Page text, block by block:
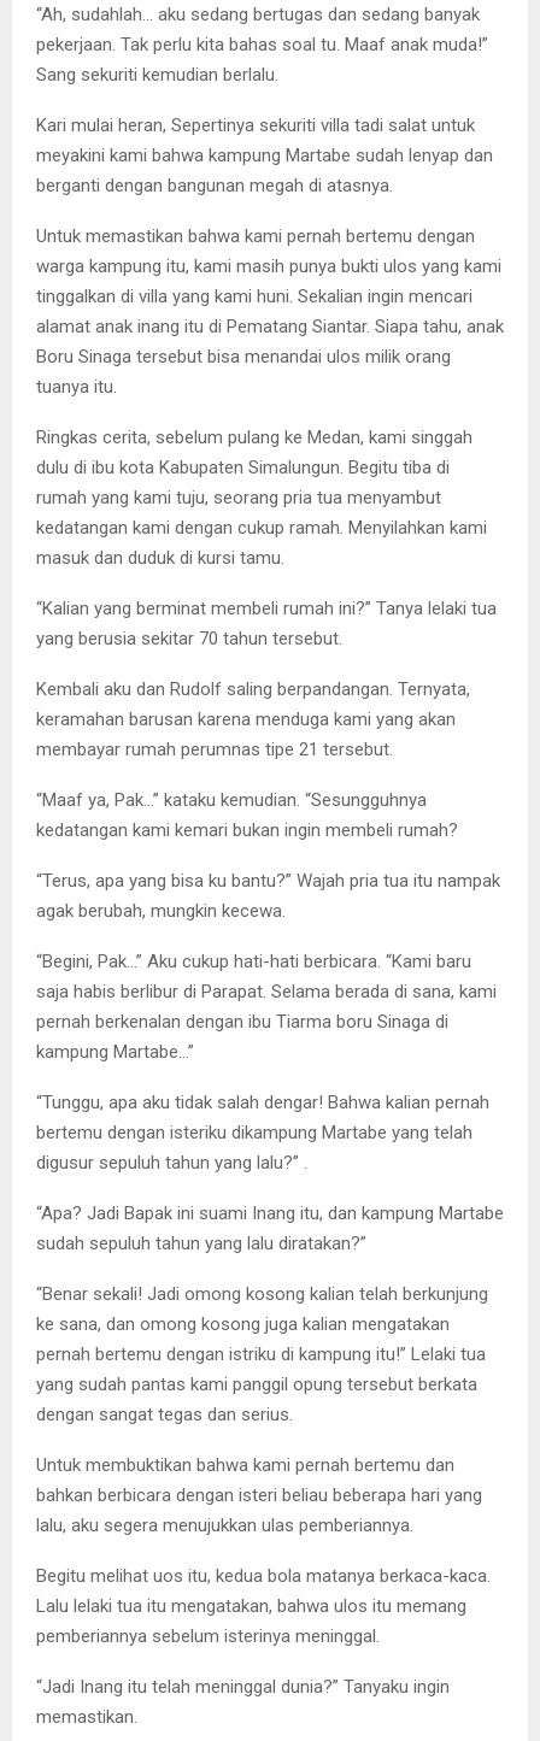
“Ah, sudahlah… aku sedang bertugas dan sedang banyak
pekerjaan. Tak perlu kita bahas soal tu. Maaf anak muda!”
Sang sekuriti kemudian berlalu.
Kari mulai heran, Sepertinya sekuriti villa tadi salat untuk
meyakini kami bahwa kampung Martabe sudah lenyap dan
berganti dengan bangunan megah di atasnya.
Untuk memastikan bahwa kami pernah bertemu dengan
warga kampung itu, kami masih punya bukti ulos yang kami
tinggalkan di villa yang kami huni. Sekalian ingin mencari
alamat anak inang itu di Pematang Siantar. Siapa tahu, anak
Boru Sinaga tersebut bisa menandai ulos milik orang
tuanya itu.
Ringkas cerita, sebelum pulang ke Medan, kami singgah
dulu di ibu kota Kabupaten Simalungun. Begitu tiba di
rumah yang kami tuju, seorang pria tua menyambut
kedatangan kami dengan cukup ramah. Menyilahkan kami
masuk dan duduk di kursi tamu.
“Kalian yang berminat membeli rumah ini?” Tanya lelaki tua
yang berusia sekitar 70 tahun tersebut.
Kembali aku dan Rudolf saling berpandangan. Ternyata,
keramahan barusan karena menduga kami yang akan
membayar rumah perumnas tipe 21 tersebut.
“Maaf ya, Pak…” kataku kemudian. “Sesungguhnya
kedatangan kami kemari bukan ingin membeli rumah?
“Terus, apa yang bisa ku bantu?” Wajah pria tua itu nampak
agak berubah, mungkin kecewa.
“Begini, Pak…” Aku cukup hati-hati berbicara. “Kami baru
saja habis berlibur di Parapat. Selama berada di sana, kami
pernah berkenalan dengan ibu Tiarma boru Sinaga di
kampung Martabe…”
“Tunggu, apa aku tidak salah dengar! Bahwa kalian pernah
bertemu dengan isteriku dikampung Martabe yang telah
digusur sepuluh tahun yang lalu?” .
“Apa? Jadi Bapak ini suami Inang itu, dan kampung Martabe
sudah sepuluh tahun yang lalu diratakan?”
“Benar sekali! Jadi omong kosong kalian telah berkunjung
ke sana, dan omong kosong juga kalian mengatakan
pernah bertemu dengan istriku di kampung itu!” Lelaki tua
yang sudah pantas kami panggil opung tersebut berkata
dengan sangat tegas dan serius.
Untuk membuktikan bahwa kami pernah bertemu dan
bahkan berbicara dengan isteri beliau beberapa hari yang
lalu, aku segera menujukkan ulas pemberiannya.
Begitu melihat uos itu, kedua bola matanya berkaca-kaca.
Lalu lelaki tua itu mengatakan, bahwa ulos itu memang
pemberiannya sebelum isterinya meninggal.
“Jadi Inang itu telah meninggal dunia?” Tanyaku ingin
memastikan.